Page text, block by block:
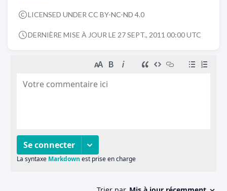
LICENSED UNDER CC BY-NC-ND 4.0
DERNIÈRE MISE À JOUR LE 27 SEPT., 2011 00:00 UTC